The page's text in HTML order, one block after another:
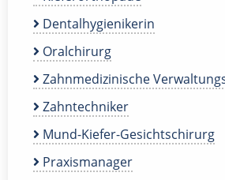
Dentalhygienikerin
Oralchirurg
Zahnmedizinische
Zahntechniker
Mund-Kiefer-Gesichtschirurg
Praxismanager